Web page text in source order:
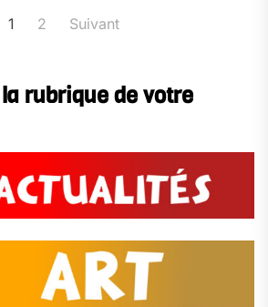
1 2 Suivant
rubrique de votre